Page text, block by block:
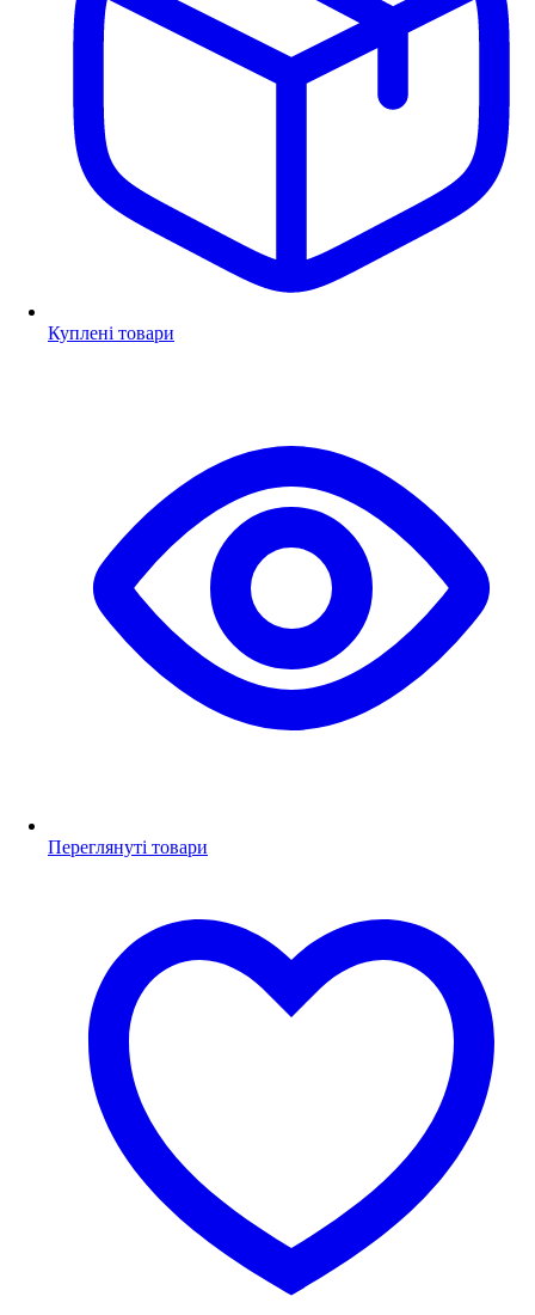
Куплені товари
Переглянуті товари